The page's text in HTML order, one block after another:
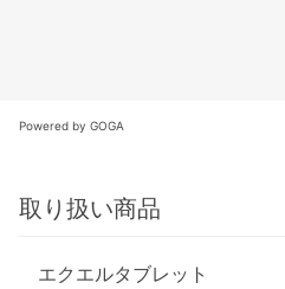
Powered by GOGA
取り扱い商品
エクエルタブレット